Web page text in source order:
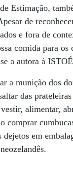
Estimação,
de
e fora de
comida para
a autora à
a munição dos
das
alimentar,
comprar
dejetos em